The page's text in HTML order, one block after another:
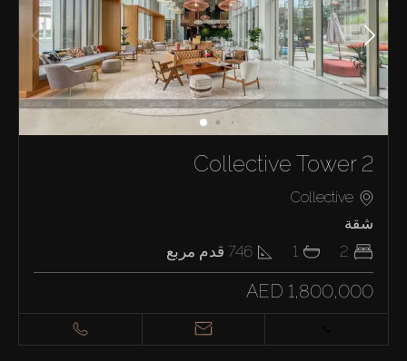
Collective Tower 2
Collective
شقة
2
1
746 قدم مربع
AED 1,800,000